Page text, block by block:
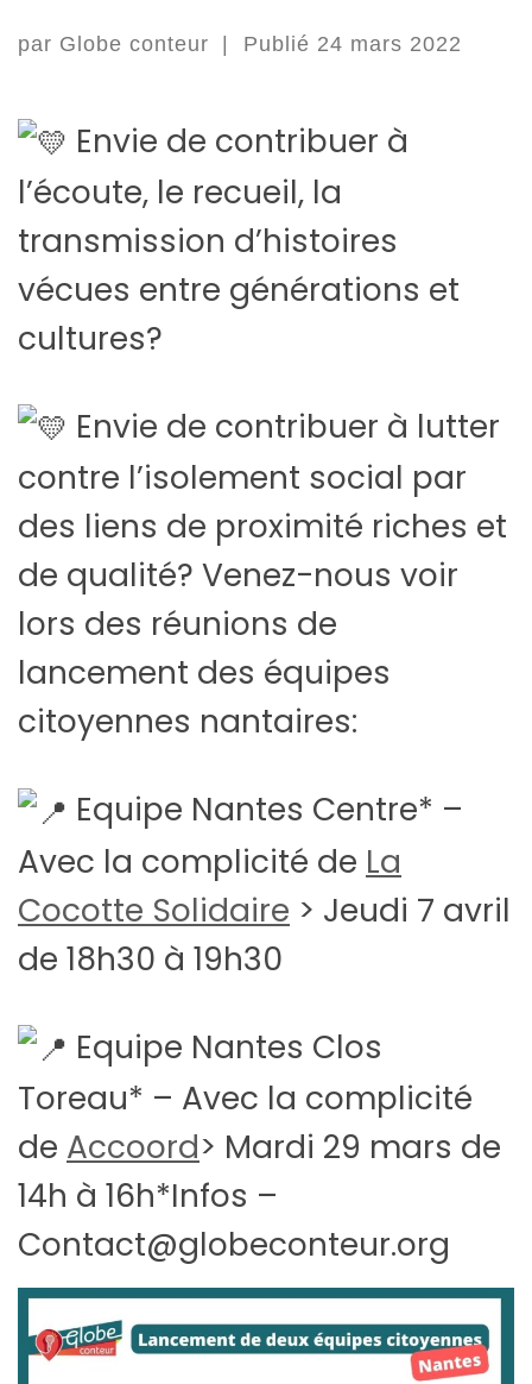
par Globe conteur | Publié 24 mars 2022
Envie de contribuer à
l’écoute, le recueil, la
transmission d’histoires
vécues entre générations et
cultures?
Envie de contribuer à lutter
contre l’isolement social par
des liens de proximité riches et
de qualité? Venez-nous voir
lors des réunions de
lancement des équipes
citoyennes nantaires:
Equipe Nantes Centre* –
Avec la complicité de La
Cocotte Solidaire > Jeudi 7 avril
de 18h30 à 19h30
Equipe Nantes Clos
Toreau* – Avec la complicité
de Accoord> Mardi 29 mars de
14h à 16h*Infos –
Contact@globeconteur.org